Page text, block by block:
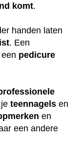
komt.
handen laten
. Een
pedicure
je teennagels en
en
een andere